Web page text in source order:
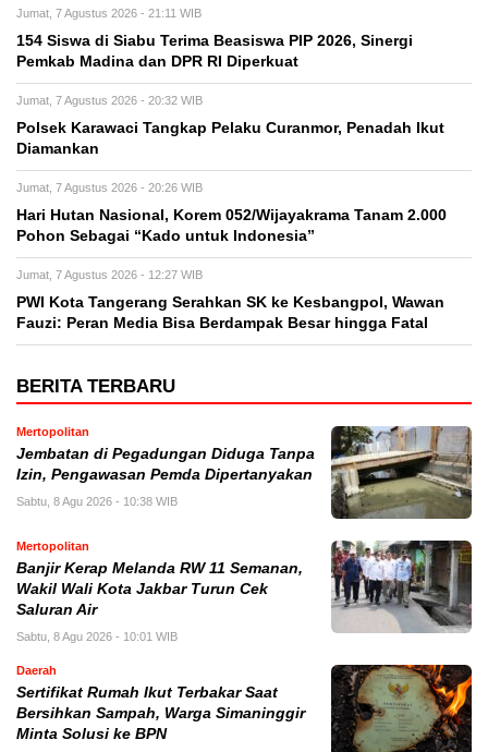
Jumat, 7 Agustus 2026 - 21:11 WIB
154 Siswa di Siabu Terima Beasiswa PIP 2026, Sinergi
Pemkab Madina dan DPR RI Diperkuat
Jumat, 7 Agustus 2026 - 20:32 WIB
Polsek Karawaci Tangkap Pelaku Curanmor, Penadah Ikut
Diamankan
Jumat, 7 Agustus 2026 - 20:26 WIB
Hari Hutan Nasional, Korem 052/Wijayakrama Tanam 2.000
Pohon Sebagai “Kado untuk Indonesia”
Jumat, 7 Agustus 2026 - 12:27 WIB
PWI Kota Tangerang Serahkan SK ke Kesbangpol, Wawan
Fauzi: Peran Media Bisa Berdampak Besar hingga Fatal
BERITA TERBARU
Mertopolitan
Jembatan di Pegadungan Diduga Tanpa
Izin, Pengawasan Pemda Dipertanyakan
Sabtu, 8 Agu 2026 - 10:38 WIB
Mertopolitan
Banjir Kerap Melanda RW 11 Semanan,
Wakil Wali Kota Jakbar Turun Cek
Saluran Air
Sabtu, 8 Agu 2026 - 10:01 WIB
Daerah
Sertifikat Rumah Ikut Terbakar Saat
Bersihkan Sampah, Warga Simaninggir
Minta Solusi ke BPN